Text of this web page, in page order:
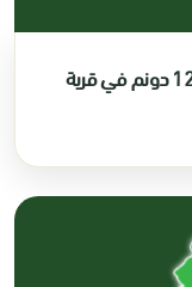
هدم دفيئات زراعية مقامة على مساحة 12.5 دونم في قرية